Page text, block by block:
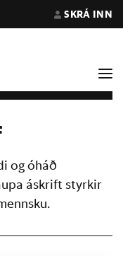
SKRÁ INN
og óháð
áskrift styrkir